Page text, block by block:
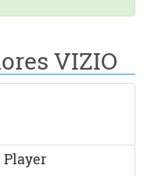
VIZIO
Player